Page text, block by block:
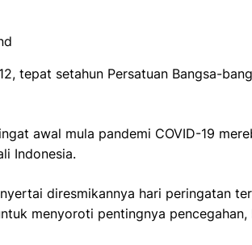
tepat setahun Persatuan Bangsa-
awal mula pandemi COVID-19
Indonesia.
diresmikannya hari peringatan
menyoroti pentingnya